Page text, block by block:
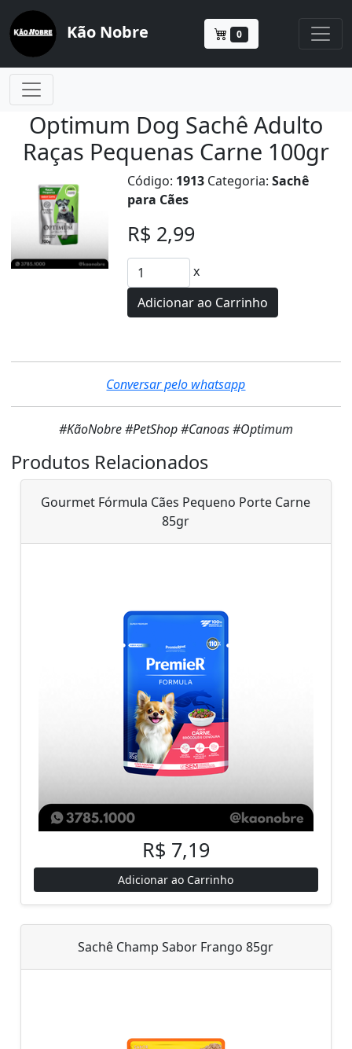
Kão Nobre 0
Optimum Dog Sachê Adulto
Raças Pequenas Carne 100gr
Código: 1913 Categoria:Sachê
para Cães
R$ 2,99
x
Adicionar ao Carrinho
Conversar pelo whatsapp
#KãoNobre #PetShop #Canoas #Optimum
Produtos Relacionados
Gourmet Fórmula Cães Pequeno Porte Carne
85gr
R$ 7,19
Adicionar ao Carrinho
Sachê Champ Sabor Frango 85gr